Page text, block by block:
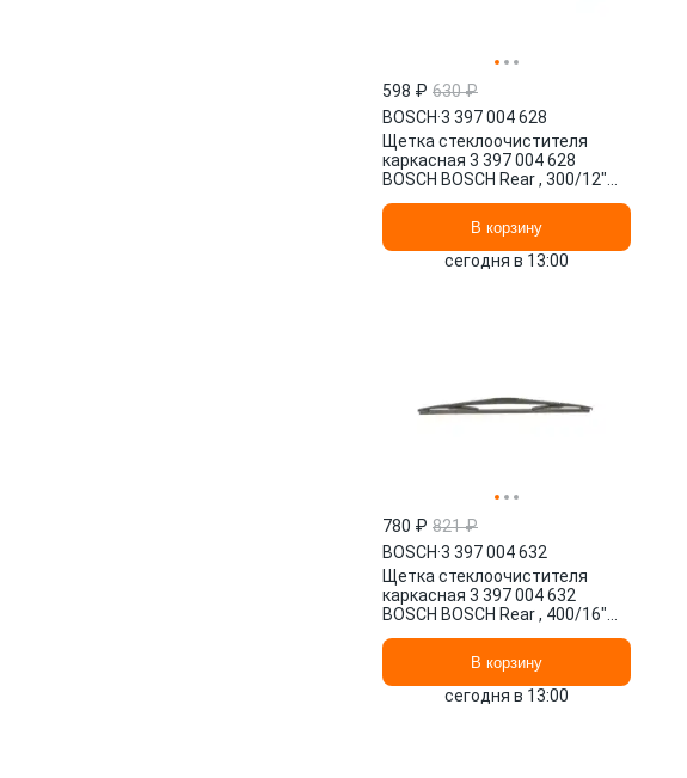
598 ₽ 630 ₽
BOSCH·3 397 004 628
Щетка стеклоочистителя
каркасная 3 397 004 628
BOSCH BOSCH Rear , 300/12"
В корзину
сегодня в 13:00
780 ₽ 821 ₽
BOSCH·3 397 004 632
Щетка стеклоочистителя
каркасная 3 397 004 632
BOSCH BOSCH Rear , 400/16"
В корзину
сегодня в 13:00